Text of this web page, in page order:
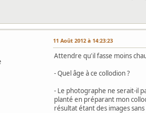
11 Août 2012 à 14:23:23
Attendre qu'il fasse moins
- Quel âge à ce collodion ?
- Le photographe ne serait-il
planté en préparant mon
résultat étant des images